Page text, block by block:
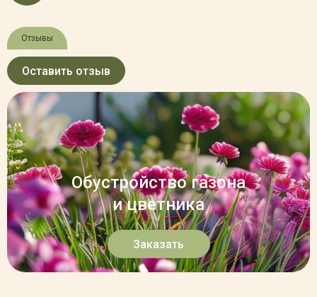
Отзывы
Оставить отзыв
Обустройство газона
и цветника
Заказать